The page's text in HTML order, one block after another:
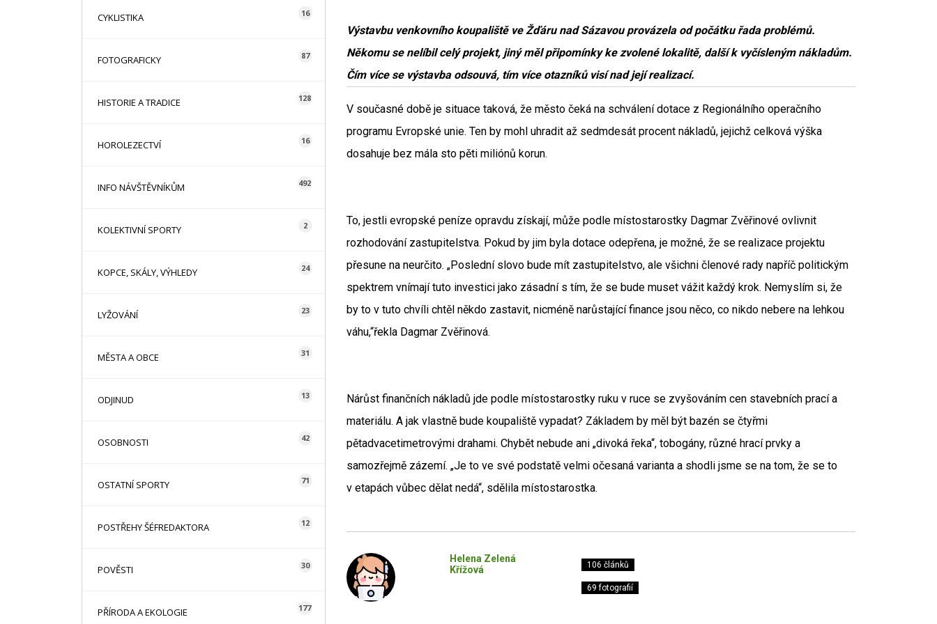
CYKLISTIKA 16
FOTOGRAFICKY 87
HISTORIE A TRADICE 128
HOROLEZECTVÍ 16
INFO NÁVŠTĚVNÍKŮM 492
KOLEKTIVNÍ SPORTY 2
KOPCE, SKÁLY, VÝHLEDY 24
LYŽOVÁNÍ 23
MĚSTA A OBCE 31
ODJINUD 13
OSOBNOSTI 42
OSTATNÍ SPORTY 71
POSTŘEHY ŠÉFREDAKTORA 12
POVĚSTI 30
PŘÍRODA A EKOLOGIE 177
Výstavbu venkovního koupaliště ve Žďáru nad Sázavou provázela od počátku řada problémů.
Někomu se nelíbil celý projekt, jiný měl připomínky ke zvolené lokalitě, další k vyčísleným nákladům.
Čím více se výstavba odsouvá, tím více otazníků visí nad její realizací.
V současné době je situace taková, že město čeká na schválení dotace z Regionálního operačního
programu Evropské unie. Ten by mohl uhradit až sedmdesát procent nákladů, jejichž celková výška
dosahuje bez mála sto pěti miliónů korun.
To, jestli evropské peníze opravdu získají, může podle místostarostky Dagmar Zvěřinové ovlivnit
rozhodování zastupitelstva. Pokud by jim byla dotace odepřena, je možné, že se realizace projektu
přesune na neurčito. „Poslední slovo bude mít zastupitelstvo, ale všichni členové rady napříč politickým
spektrem vnímají tuto investici jako zásadní s tím, že se bude muset vážit každý krok. Nemyslím si, že
by to v tuto chvíli chtěl někdo zastavit, nicméně narůstající finance jsou něco, co nikdo nebere na lehkou
váhu,“řekla Dagmar Zvěřinová.
Nárůst finančních nákladů jde podle místostarostky ruku v ruce se zvyšováním cen stavebních prací a
materiálu. A jak vlastně bude koupaliště vypadat? Základem by měl být bazén se čtyřmi
pětadvacetimetrovými drahami. Chybět nebude ani „divoká řeka“, tobogány, různé hrací prvky a
samozřejmě zázemí. „Je to ve své podstatě velmi očesaná varianta a shodli jsme se na tom, že se to
v etapách vůbec dělat nedá“, sdělila místostarostka.
Helena Zelená
Křížová
106 článků
69 fotografií